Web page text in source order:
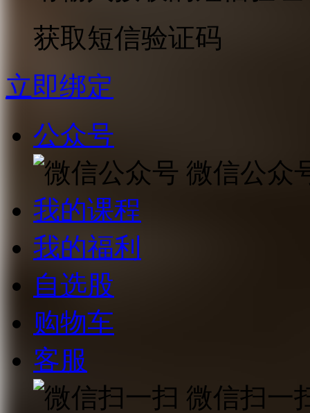
获取短信验证码
立即绑定
公众号
微信公众
我的课程
我的福利
自选股
购物车
客服
微信扫一